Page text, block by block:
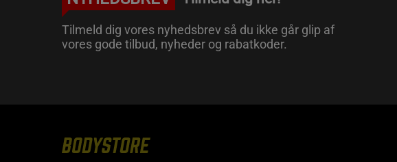
Tilmeld dig vores nyhedsbrev så du ikke går glip af
vores gode tilbud, nyheder og rabatkoder.